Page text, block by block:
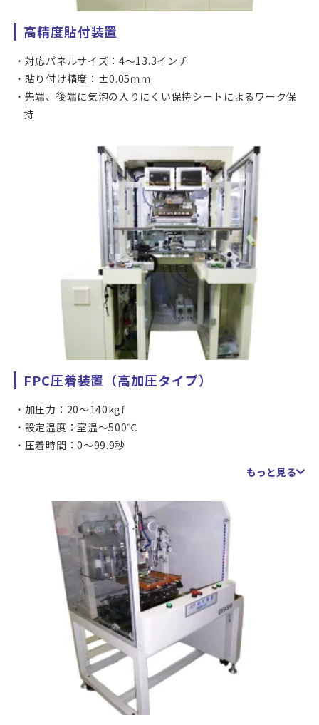
高精度貼付装置
対応パネルサイズ：4～13.3インチ
貼り付け精度：±0.05ｍｍ
先端、後端に気泡の入りにくい保持シートによるワーク保
持
FPC圧着装置（高加圧タイプ）
加圧力：20～140kgf
設定温度：室温～500℃
圧着時間：0～99.9秒
ESD対策：ステージ側面より除電ブロア
もっと見る